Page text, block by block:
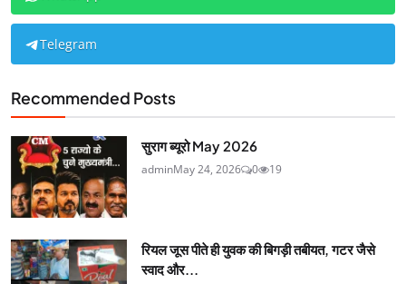
Telegram
Recommended Posts
सुराग ब्यूरो May 2026
adminMay 24, 2026 0 19
रियल जूस पीते ही युवक की बिगड़ी तबीयत, गटर जैसे
स्वाद और...